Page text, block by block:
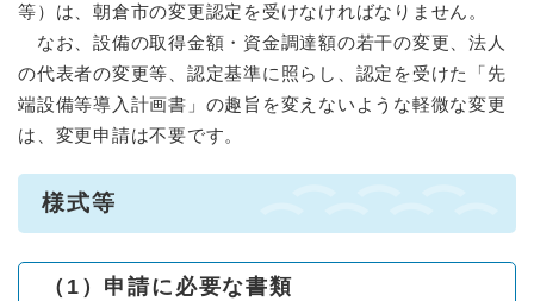
等）は、朝倉市の変更認定を受けなければなりません。
なお、設備の取得金額・資金調達額の若干の変更、法人
の代表者の変更等、認定基準に照らし、認定を受けた「先
端設備等導入計画書」の趣旨を変えないような軽微な変更
は、変更申請は不要です。
様式等
（1）申請に必要な書類